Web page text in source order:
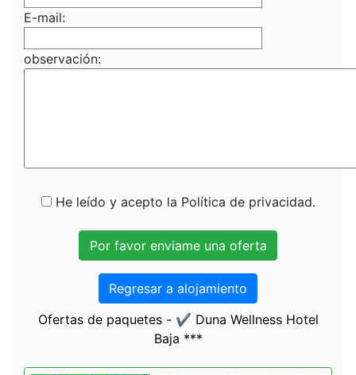
E-mail:
observación:
He leído y acepto la Política de privacidad.
Regresar a alojamiento
Ofertas de paquetes - ✔️ Duna Wellness Hotel
Baja ***